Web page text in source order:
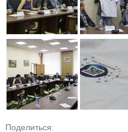
Поделиться: